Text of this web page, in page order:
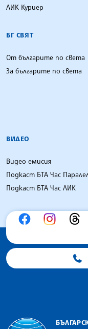
ЛИК Куриер
БГ СВЯТ
От българите по света
За българите по света
ВИДЕО
Видео емисия
Подкаст БТА Час
Подкаст БТА Час ЛИК